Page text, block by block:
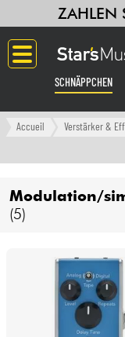
ZAHLEN
SCHNÄPPCHEN
Langue
Verstärker &
Synths &
Studio
Accueil Verstärker &
Modulation/
(5)